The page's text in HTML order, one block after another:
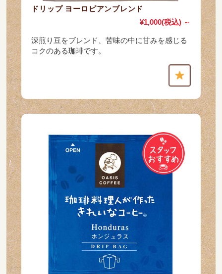
ドリップ ヨーロピアンブレンド
¥1,000(税込) ～
深煎り豆をブレンド、苦味の中に甘みを感じる
コクのある珈琲です。